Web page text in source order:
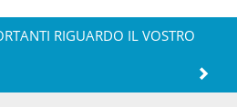
RIGUARDO IL VOSTRO